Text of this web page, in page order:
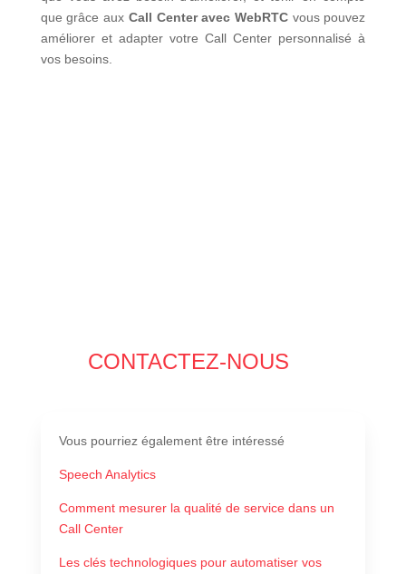
que grâce aux Call Center avec WebRTCvous pouvez
améliorer et adapter votre Call Center personnalisé à
vos besoins.
CONTACTEZ-NOUS
Vous pourriez également être intéressé
Speech Analytics
Comment mesurer la qualité de service dans un
Call Center
Les clés technologiques pour automatiser vos